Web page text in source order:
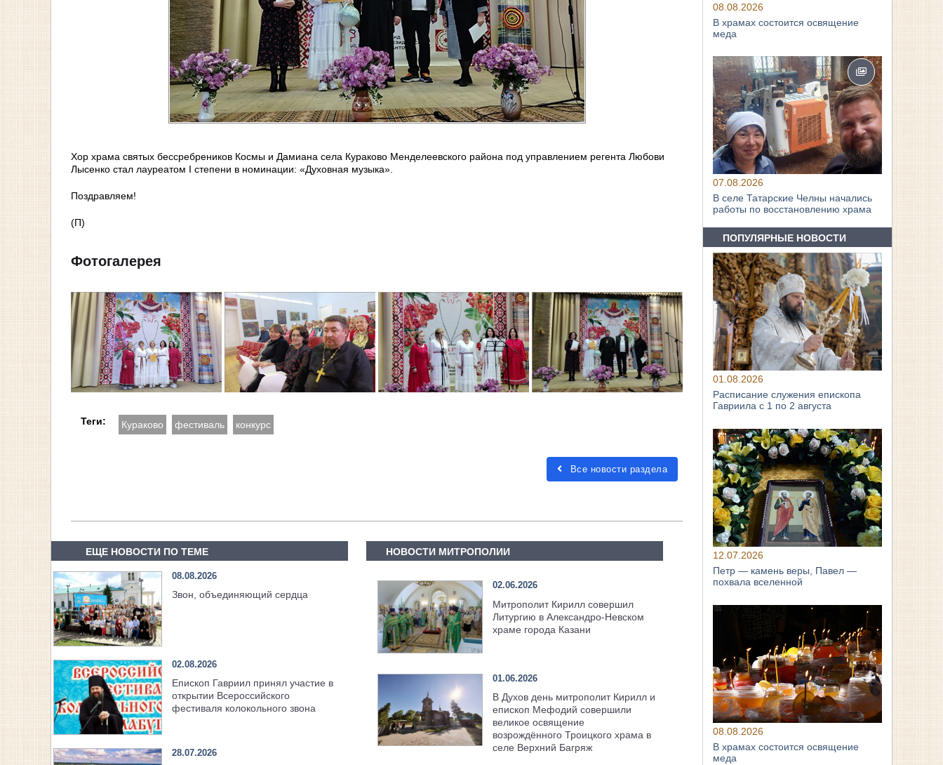
Хор храма святых бессребреников Космы и Дамиана села Кураково Менделеевского района под управлением регента Любови
Лысенко стал лауреатом I степени в номинации: «Духовная музыка».
Поздравляем!
(П)
Фотогалерея
Теги: Кураково фестиваль конкурс
Все новости раздела
ЕЩЕ НОВОСТИ ПО ТЕМЕ
08.08.2026
Звон, объединяющий сердца
02.08.2026
Епископ Гавриил принял участие в
открытии Всероссийского
фестиваля колокольного звона
28.07.2026
НОВОСТИ МИТРОПОЛИИ
02.06.2026
Митрополит Кирилл совершил
Литургию в Александро-Невском
храме города Казани
01.06.2026
В Духов день митрополит Кирилл и
епископ Мефодий совершили
великое освящение
возрождённого Троицкого храма в
селе Верхний Багряж
08.08.2026
В храмах состоится освящение
меда
07.08.2026
В селе Татарские Челны начались
работы по восстановлению храма
ПОПУЛЯРНЫЕ НОВОСТИ
01.08.2026
Расписание служения епископа
Гавриила с 1 по 2 августа
12.07.2026
Петр — камень веры, Павел —
похвала вселенной
08.08.2026
В храмах состоится освящение
меда